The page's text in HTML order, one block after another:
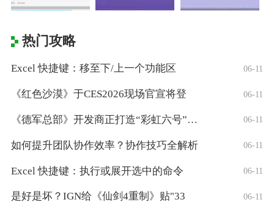
热门攻略
Excel 快捷键：移至下/上一个功能区 06-11
《红色沙漠》于CES2026现场官宣将登 06-11
《德军总部》开发商正打造“彩虹六号”风格 06-11
如何提升团队协作效率？协作技巧全解析 06-11
Excel 快捷键：执行或展开选中的命令 06-11
是好是坏？IGN给《仙剑4重制》贴"33 06-11